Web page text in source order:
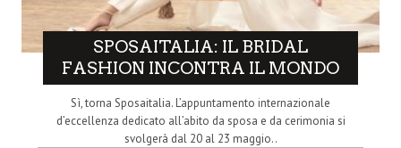
SPOSAITALIA: IL BRIDAL
FASHION INCONTRA IL MONDO
Sì, torna Sposaitalia. L’appuntamento internazionale
d’eccellenza dedicato all’abito da sposa e da cerimonia si
svolgerà dal 20 al 23 maggio..